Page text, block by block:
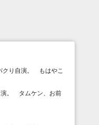
クり自演。 もはやこ
。 タムケン、お前